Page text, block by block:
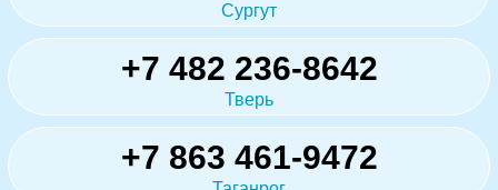
Сургут
+7 482 236-8642
Тверь
+7 863 461-9472